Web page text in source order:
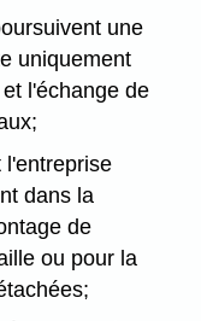
une
uniquement
l'échange de
l'entreprise
dans la
de
ou pour la